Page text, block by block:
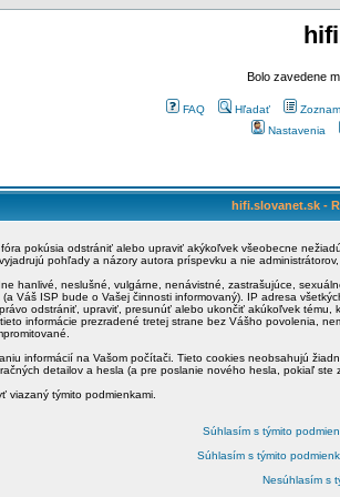
Bolo zavedene
FAQ Hľadať
Nastavenia
hifi.slovanet.sk -
pokúsia odstrániť alebo upraviť akýkoľvek všeobecne
pohľady a názory autora príspevku a nie
hanlivé, neslušné, vulgárne, nenávistné, zastrašujúce,
Váš ISP bude o Vašej činnosti informovaný). IP adresa
odstrániť, upraviť, presunúť alebo ukončiť akúkoľvek
informácie prezradené tretej strane bez Vášho povolenia,
informácií na Vašom počítači. Tieto cookies neobsahujú
detailov a hesla (a pre poslanie nového hesla, pokiaľ ste
viazaný týmito podmienkami.
Súhlasím s týmito
Súhlasím s týmito
Nesúhlasím s